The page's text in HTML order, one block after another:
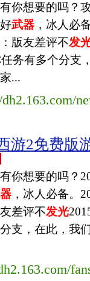
有你想要的吗？
武器 ，冰人必
版友差评不发
务有多个分支
...
游2免费版
有你想要的吗？
，冰人必备。
差评不发光
支，在此，我